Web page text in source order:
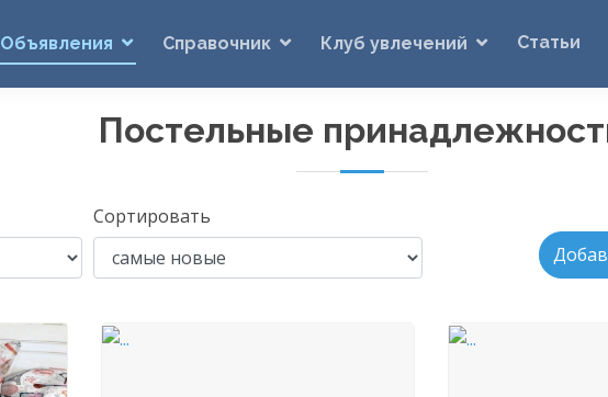
Объявления Справочник Клуб увлечений Статьи
Постельные
Сортировать